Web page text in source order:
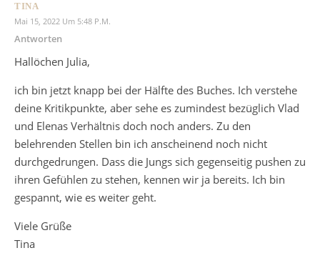
TINA
Mai 15, 2022 Um 5:48 P.m.
Antworten
Hallöchen Julia,
ich bin jetzt knapp bei der Hälfte des Buches. Ich verstehe
deine Kritikpunkte, aber sehe es zumindest bezüglich Vlad
und Elenas Verhältnis doch noch anders. Zu den
belehrenden Stellen bin ich anscheinend noch nicht
durchgedrungen. Dass die Jungs sich gegenseitig pushen zu
ihren Gefühlen zu stehen, kennen wir ja bereits. Ich bin
gespannt, wie es weiter geht.
Viele Grüße
Tina